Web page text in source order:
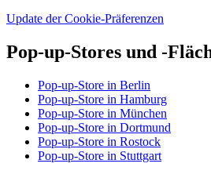
Update der Cookie-Präferenzen
Pop-up-Stores und -
Pop-up-Store in Berlin
Pop-up-Store in Hamburg
Pop-up-Store in München
Pop-up-Store in Dortmund
Pop-up-Store in Rostock
Pop-up-Store in Stuttgart